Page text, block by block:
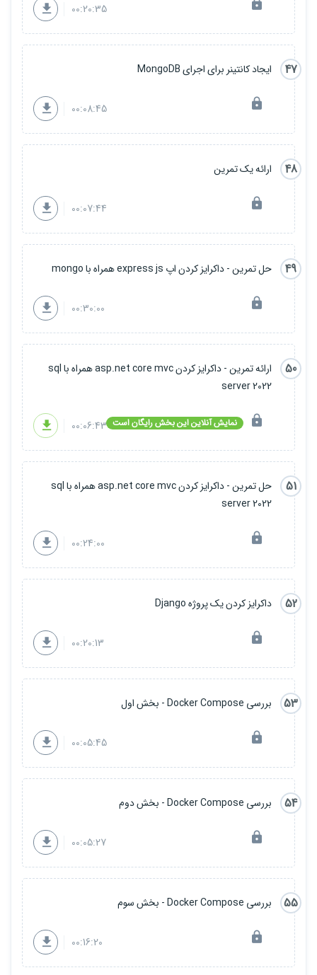
00:20:35
47 ایجاد کانتینر برای اجرای MongoDB
00:08:45
48 ارائه یک تمرین
00:07:44
49 حل تمرین - داکرایز کردن اپ express js همراه با mongo
00:30:00
50
ارائه تمرین - داکرایز کردن asp.net core mvc همراه با sql
server 2022
نمایش آنلاین این بخش رایگان است 00:06:43
51
حل تمرین - داکرایز کردن asp.net core mvc همراه با sql
server 2022
00:24:00
52 داکرایز کردن یک پروژه Django
00:20:13
53 بررسی Docker Compose - بخش اول
00:05:45
54 بررسی Docker Compose - بخش دوم
00:05:27
55 بررسی Docker Compose - بخش سوم
00:16:20